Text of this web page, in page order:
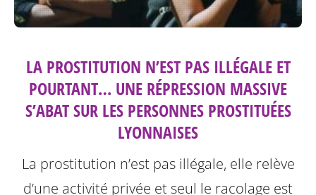
LA PROSTITUTION N’EST PAS ILLÉGALE ET
POURTANT… UNE RÉPRESSION MASSIVE
S’ABAT SUR LES PERSONNES PROSTITUÉES
LYONNAISES
La prostitution n’est pas illégale, elle relève
d’une activité privée et seul le racolage est